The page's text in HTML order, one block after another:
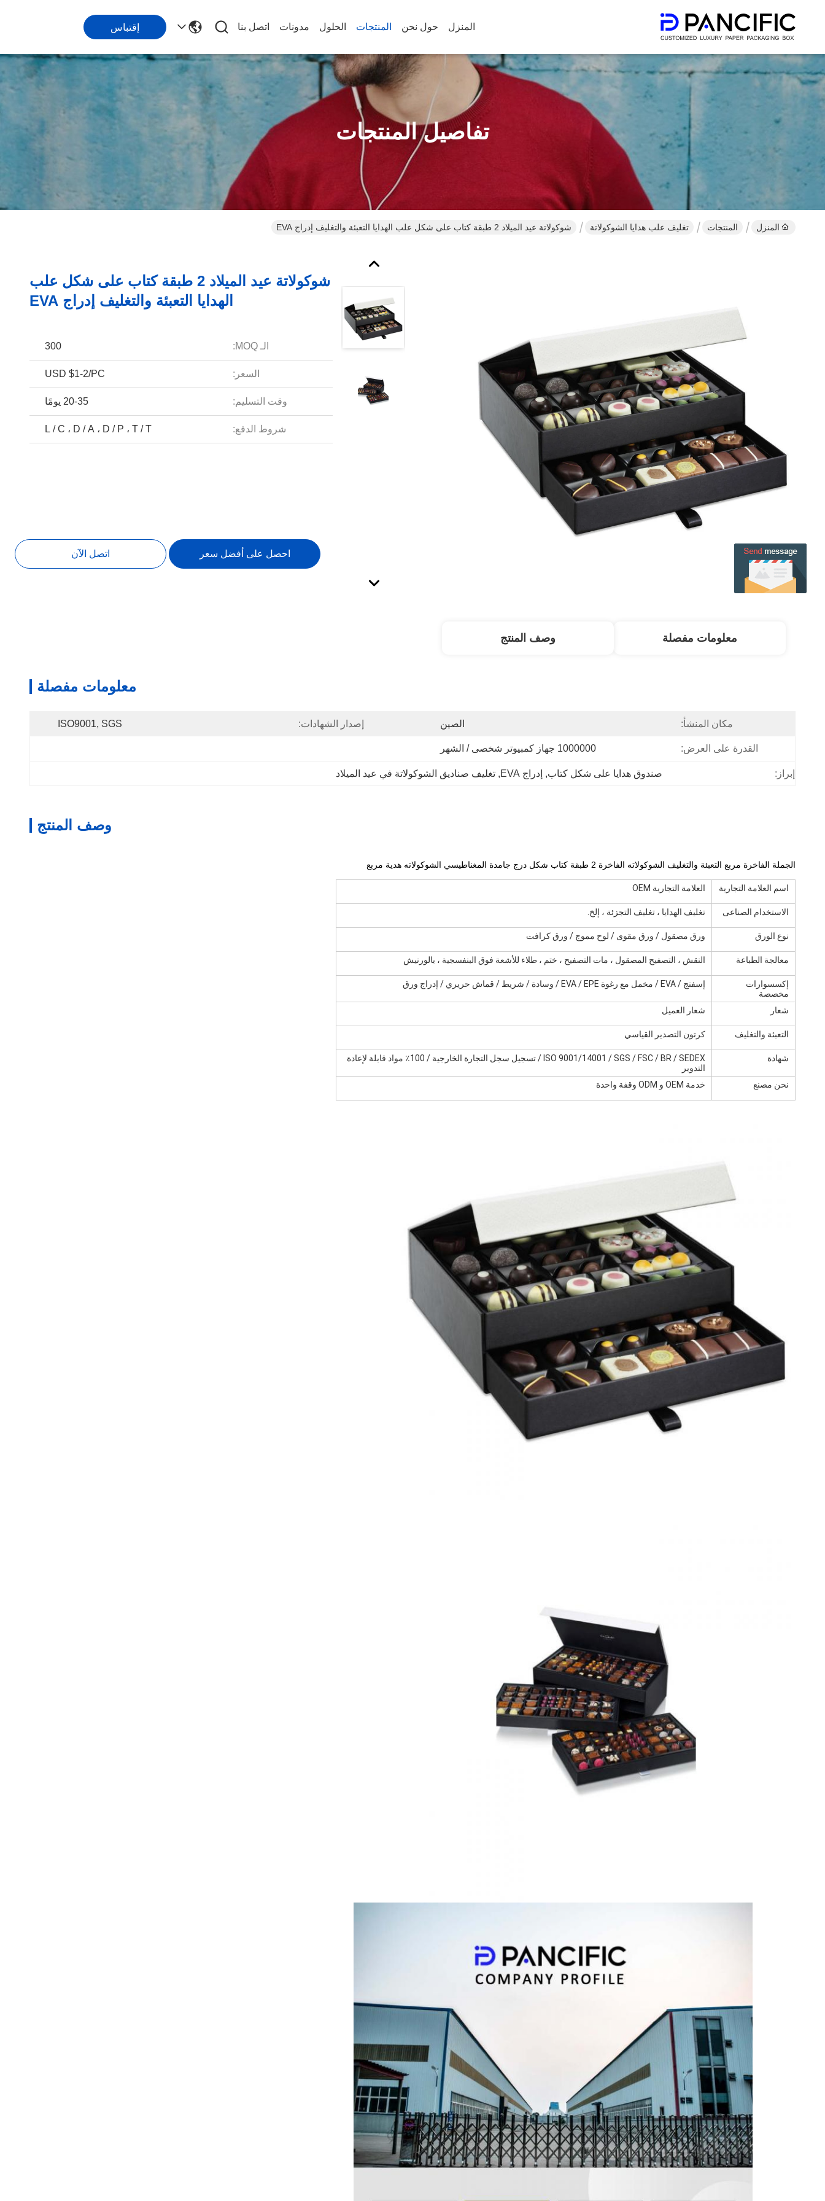
المنزل حول نحن المنتجات الحلول مدونات اتصل بنا إقتباس
تفاصيل المنتجات
المنزل المنتجات تغليف علب هدايا الشوكولاتة شوكولاتة عيد الميلاد 2 طبقة كتاب على شكل علب الهدايا التعبئة والتغليف إدراج EVA
شوكولاتة عيد الميلاد 2 طبقة كتاب على شكل علب
الهدايا التعبئة والتغليف إدراج EVA
الـ MOQ: 300
السعر: USD $1-2/PC
وقت التسليم: 20-35 يومًا
شروط الدفع: L / C ، D / A ، D / P ، T / T
احصل على أفضل سعر اتصل الآن
معلومات مفصلة وصف المنتج
معلومات مفصلة
مكان المنشأ: الصين إصدار الشهادات: ISO9001, SGS
القدرة على العرض: 1000000 جهاز كمبيوتر شخصى / الشهر
إبراز: صندوق هدايا على شكل كتاب, إدراج EVA , تغليف صناديق الشوكولاتة في عيد الميلاد
وصف المنتج
الجملة الفاخرة مربع التعبئة والتغليف الشوكولاته الفاخرة 2 طبقة كتاب شكل درج جامدة المغناطيسي الشوكولاته هدية مربع
اسم العلامة التجارية العلامة التجارية OEM
الاستخدام الصناعى تغليف الهدايا ، تغليف التجزئة ، إلخ.
نوع الورق ورق مصقول / ورق مقوى / لوح مموج / ورق كرافت
معالجة الطباعة النقش ، التصفيح المصقول ، مات التصفيح ، ختم ، طلاء للأشعة فوق البنفسجية ، بالورنيش
إكسسوارات
مخصصة
إسفنج / EVA / مخمل مع رغوة EVA / EPE / وسادة / شريط / قماش حريري / إدراج ورق
شعار شعار العميل
التعبئة والتغليف كرتون التصدير القياسي
شهادة
ISO 9001/14001 / SGS / FSC / BR / SEDEX / تسجيل سجل التجارة الخارجية / 100٪ مواد قابلة لإعادة
التدوير
نحن مصنع
خدمة OEM و ODM وقفة واحدة